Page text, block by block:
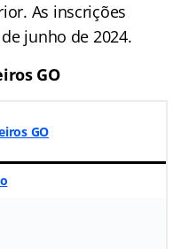
As inscrições
junho de 2024.
GO
GO